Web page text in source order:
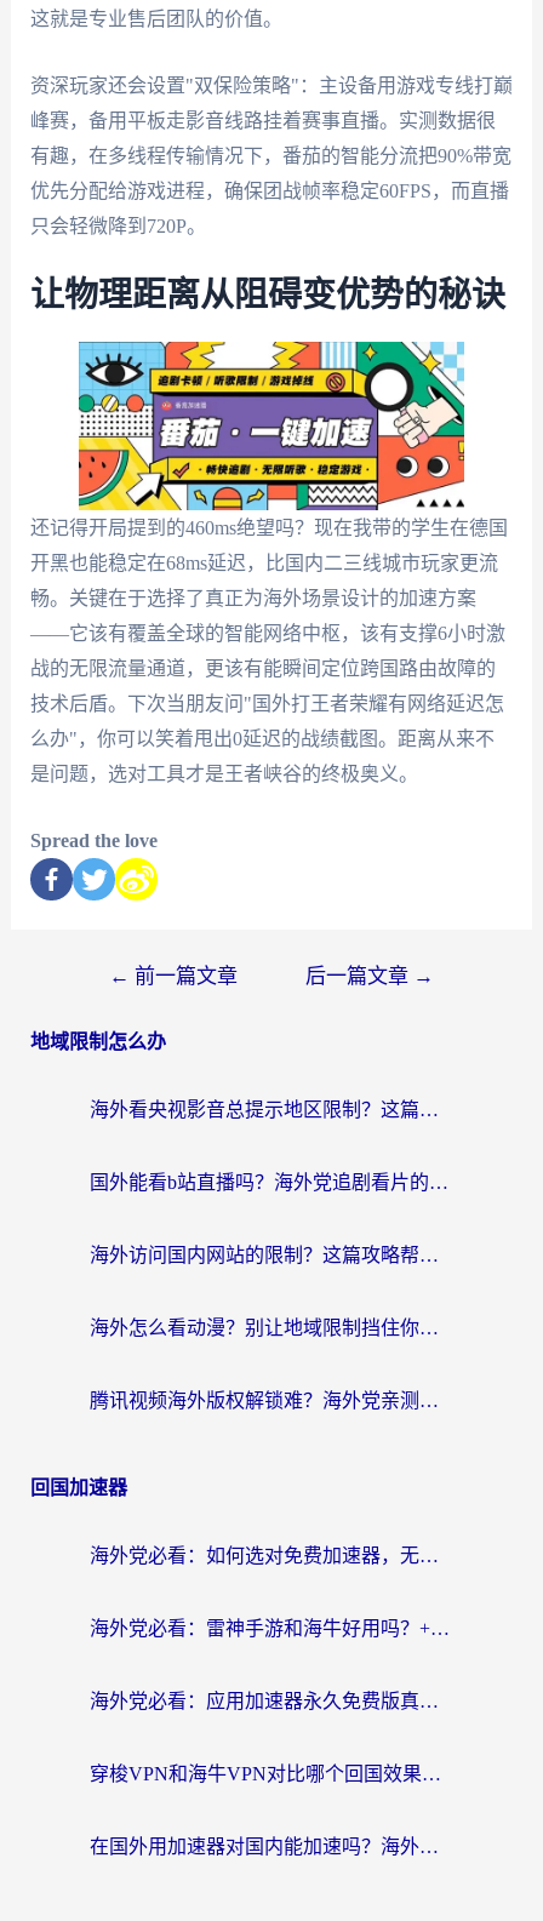
这就是专业售后团队的价值。
资深玩家还会设置"双保险策略"：主设备用游戏专线打巅
峰赛，备用平板走影音线路挂着赛事直播。实测数据很
有趣，在多线程传输情况下，番茄的智能分流把90%带宽
优先分配给游戏进程，确保团战帧率稳定60FPS，而直播
只会轻微降到720P。
让物理距离从阻碍变优势的秘诀
还记得开局提到的460ms绝望吗？现在我带的学生在德国
开黑也能稳定在68ms延迟，比国内二三线城市玩家更流
畅。关键在于选择了真正为海外场景设计的加速方案
——它该有覆盖全球的智能网络中枢，该有支撑6小时激
战的无限流量通道，更该有能瞬间定位跨国路由故障的
技术后盾。下次当朋友问"国外打王者荣耀有网络延迟怎
么办"，你可以笑着甩出0延迟的战绩截图。距离从来不
是问题，选对工具才是王者峡谷的终极奥义。
Spread the love
← 前一篇文章 后一篇文章 →
地域限制怎么办
海外看央视影音总提示地区限制？这篇教你选对回国加速器，流畅追剧不踩坑
国外能看b站直播吗？海外党追剧看片的终极解决方案来了
海外访问国内网站的限制？这篇攻略帮你无缝解锁12306、12123和国内影音
海外怎么看动漫？别让地域限制挡住你的追番快乐
腾讯视频海外版权解锁难？海外党亲测：选对回国加速器，追剧观影零障碍
回国加速器
海外党必看：如何选对免费加速器，无缝访问国内资源不踩坑？
海外党必看：雷神手游和海牛好用吗？+3款热门加速器实测对比，附番茄加速器无缝回国指南
海外党必看：应用加速器永久免费版真的存在吗？教你选对回国加速器无缝刷国内资源
穿梭VPN和海牛VPN对比哪个回国效果更好？海外华人亲测3款热门加速器+避坑指南
在国外用加速器对国内能加速吗？海外党亲测有效的无缝访问指南